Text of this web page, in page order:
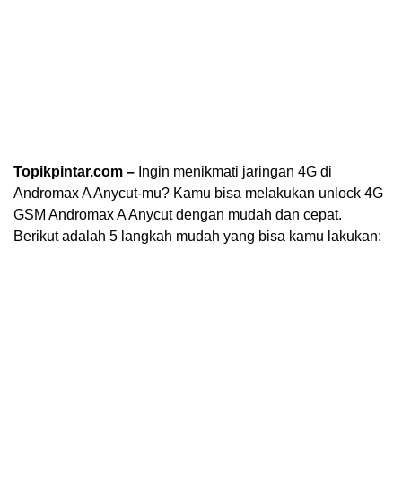
Topikpintar.com – Ingin menikmati jaringan 4G di
Andromax A Anycut-mu? Kamu bisa melakukan unlock 4G
GSM Andromax A Anycut dengan mudah dan cepat.
Berikut adalah 5 langkah mudah yang bisa kamu lakukan: